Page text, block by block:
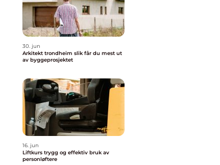
30. jun
Arkitekt trondheim slik får du mest ut
av byggeprosjektet
16. jun
Liftkurs trygg og effektiv bruk av
personløftere